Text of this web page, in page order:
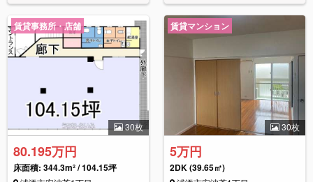
30枚
賃貸事務所・店舗
80.195万円
床面積: 344.3m² / 104.15坪
30枚
賃貸マンション
5万円
2DK(39.65㎡)